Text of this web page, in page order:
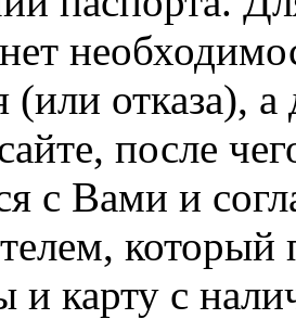
(или отказа),
после
с Вами и
и карту с